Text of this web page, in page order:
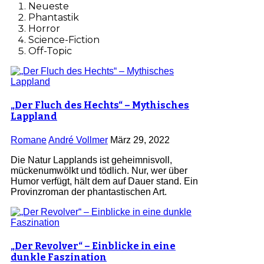
Neueste
Phantastik
Horror
Science-Fiction
Off-Topic
„Der Fluch des Hechts“ – Mythisches
Lappland
RomaneAndré Vollmer März 29, 2022
Die Natur Lapplands ist geheimnisvoll,
mückenumwölkt und tödlich. Nur, wer über
Humor verfügt, hält dem auf Dauer stand. Ein
Provinzroman der phantastischen Art.
„Der Revolver“ – Einblicke in eine
dunkle Faszination